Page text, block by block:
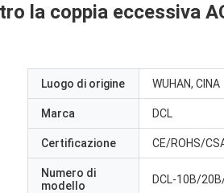
la coppia eccessiva
Luogo di origine WUHAN, CINA
Marca DCL
Certificazione CE/ROHS/
Numero di
modello
DCL-10B/